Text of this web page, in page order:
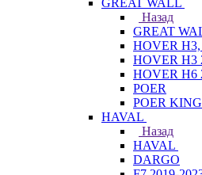
GREAT WALL
Назад
GREAT
HOVER H3,
HOVER H3
HOVER H6
POER
POER
HAVAL
Назад
HAVAL
DARGO